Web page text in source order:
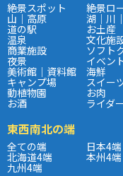
絶景スポット 絶景ロ
山｜高原 湖｜川
道の駅 お土産
温泉 文化施
商業施設 ソフト
夜景 イベン
美術館｜資料館 海鮮
キャンプ場 スイー
動植物園 お肉
お酒 ライダ
東西南北の端
全ての端 日本4端
北海道4端 本州4端
九州4端